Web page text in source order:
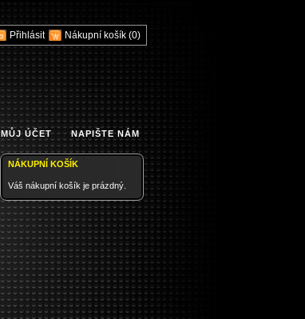
Přihlásit Nákupní košík (0)
MŮJ ÚČET NAPIŠTE NÁM
NÁKUPNÍ KOŠÍK
Váš nákupní košík je prázdný.